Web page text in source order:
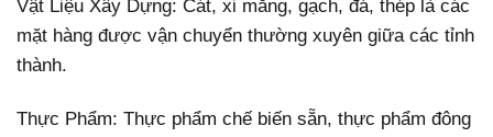
Vật Liệu Xây Dựng: Cát, xi măng, gạch, đá, thép là các
mặt hàng được vận chuyển thường xuyên giữa các tỉnh
thành.
Thực Phẩm: Thực phẩm chế biến sẵn, thực phẩm đông